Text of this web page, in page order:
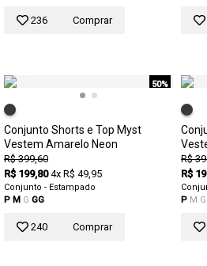
236 Comprar
50%
Conjunto Shorts e Top Myst
Vestem Amarelo Neon
R$ 399,60
R$ 199,80 4x R$ 49,95
Conjunto - Estampado
P M G GG
240 Comprar
R$
R$
P M G